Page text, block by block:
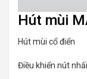
Hút mùi
Hút mùi cổ điển
Điều khiển nút